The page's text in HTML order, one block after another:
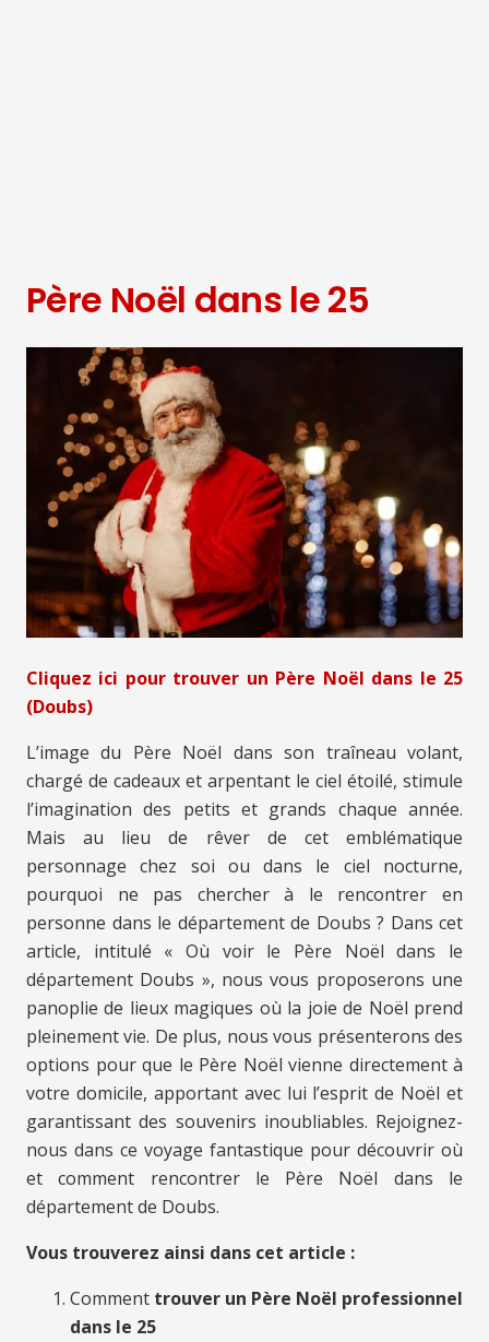
Père Noël dans le 25
Cliquez ici pour trouver un Père Noël dans le 25
(Doubs)
L’image du Père Noël dans son traîneau volant,
chargé de cadeaux et arpentant le ciel étoilé, stimule
l’imagination des petits et grands chaque année.
Mais au lieu de rêver de cet emblématique
personnage chez soi ou dans le ciel nocturne,
pourquoi ne pas chercher à le rencontrer en
personne dans le département de Doubs ? Dans cet
article, intitulé « Où voir le Père Noël dans le
département Doubs », nous vous proposerons une
panoplie de lieux magiques où la joie de Noël prend
pleinement vie. De plus, nous vous présenterons des
options pour que le Père Noël vienne directement à
votre domicile, apportant avec lui l’esprit de Noël et
garantissant des souvenirs inoubliables. Rejoignez-
nous dans ce voyage fantastique pour découvrir où
et comment rencontrer le Père Noël dans le
département de Doubs.
Vous trouverez ainsi dans cet article :
Comment trouver un Père Noël professionnel
dans le 25